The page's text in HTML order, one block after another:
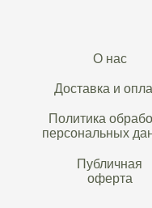
Публичная
оферта
О нас
Доставка и
Политика
персональных